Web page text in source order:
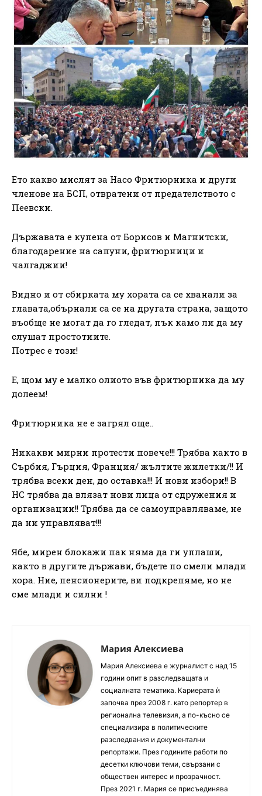
Ето какво мислят за Насо Фритюрника и други
членове на БСП, отвратени от предателството с
Пеевски.
Държавата е купена от Борисов и Магнитски,
благодарение на сапуни, фритюрници и
чалгаджии!
Видно и от сбирката му хората са се хванали за
главата,обърнали са се на другата страна, защото
въобще не могат да го гледат, пък камо ли да му
слушат простотиите.
Потрес е този!
Е, щом му е малко олиото във фритюрника да му
долеем!
Фритюрника не е загрял още..
Никакви мирни протести повече!!! Трябва както в
Сърбия, Гърция, Франция/ жълтите жилетки/!! И
трябва всеки ден, до оставка!!! И нови избори!! В
НС трябва да влязат нови лица от сдружения и
организации!! Трябва да се самоуправляваме, не
да ни управляват!!!
Ябе, мирен блокажи пак няма да ги уплаши,
както в другите държави, бъдете по смели млади
хора. Ние, пенсионерите, ви подкрепяме, но не
сме млади и силни !
Мария Алексиева
Мария Алексиева е журналист с над 15
години опит в разследващата и
социалната тематика. Кариерата ѝ
започва през 2008 г. като репортер в
регионална телевизия, а по-късно се
специализира в политическите
разследвания и документални
репортажи. През годините работи по
десетки ключови теми, свързани с
обществен интерес и прозрачност.
През 2021 г. Мария се присъединява